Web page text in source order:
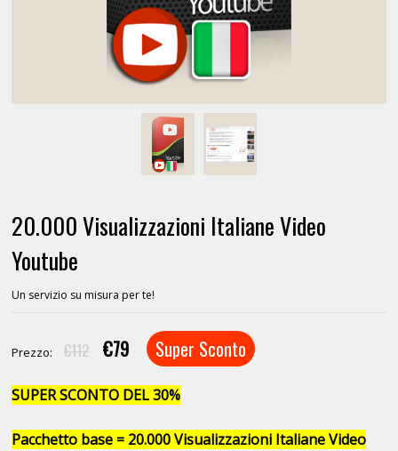
20.000 Visualizzazioni Italiane Video
Youtube
Un servizio su misura per te!
Prezzo: €112 €79 Super Sconto
SUPER SCONTO DEL 30%
Pacchetto base = 20.000 Visualizzazioni Italiane Video